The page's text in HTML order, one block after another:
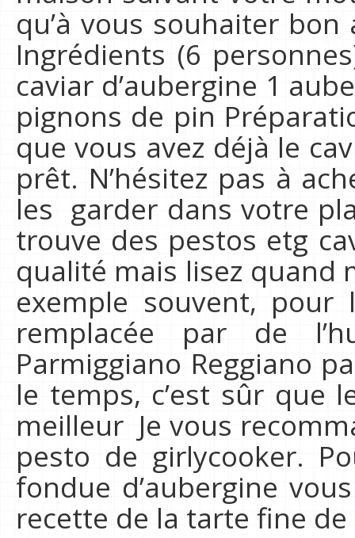
qu’à vous souhaiter
Ingrédients (6
caviar d’aubergine 1
pignons de pin
que vous avez déjà le
prêt. N’hésitez pas à
les garder dans votre
trouve des pestos etg
qualité mais lisez quand
exemple souvent, pour
remplacée par de
Parmiggiano Reggiano
le temps, c’est sûr que
meilleur Je vous
pesto de girlycooker.
fondue d’aubergine
recette de la tarte fine